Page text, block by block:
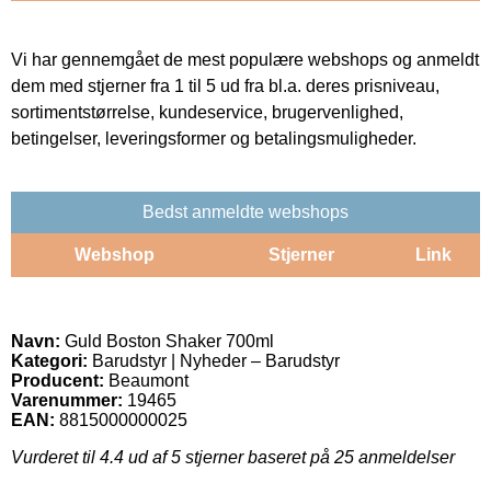
Vi har gennemgået de mest populære webshops og anmeldt
dem med stjerner fra 1 til 5 ud fra bl.a. deres prisniveau,
sortimentstørrelse, kundeservice, brugervenlighed,
betingelser, leveringsformer og betalingsmuligheder.
Bedst anmeldte webshops
Webshop Stjerner Link
Navn: Guld Boston Shaker 700ml
Kategori: Barudstyr | Nyheder – Barudstyr
Producent: Beaumont
Varenummer: 19465
EAN: 8815000000025
Vurderet til 4.4 ud af 5 stjerner baseret på 25 anmeldelser